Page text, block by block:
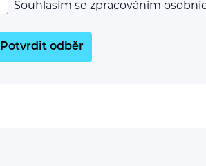
Souhlasím se zpracováním
Potvrdit odběr